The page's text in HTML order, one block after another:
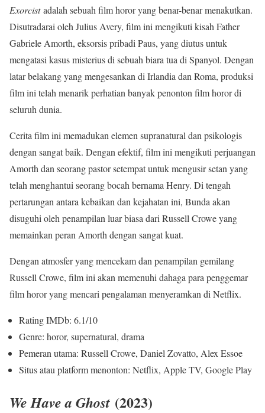
Exorcistadalah sebuah film horor yang benar-benar menakutkan.
Disutradarai oleh Julius Avery, film ini mengikuti kisah Father
Gabriele Amorth, eksorsis pribadi Paus, yang diutus untuk
mengatasi kasus misterius di sebuah biara tua di Spanyol. Dengan
latar belakang yang mengesankan di Irlandia dan Roma, produksi
film ini telah menarik perhatian banyak penonton film horor di
seluruh dunia.
Cerita film ini memadukan elemen supranatural dan psikologis
dengan sangat baik. Dengan efektif, film ini mengikuti perjuangan
Amorth dan seorang pastor setempat untuk mengusir setan yang
telah menghantui seorang bocah bernama Henry. Di tengah
pertarungan antara kebaikan dan kejahatan ini, Bunda akan
disuguhi oleh penampilan luar biasa dari Russell Crowe yang
memainkan peran Amorth dengan sangat kuat.
Dengan atmosfer yang mencekam dan penampilan gemilang
Russell Crowe, film ini akan memenuhi dahaga para penggemar
film horor yang mencari pengalaman menyeramkan di Netflix.
Rating IMDb: 6.1/10
Genre: horor, supernatural, drama
Pemeran utama: Russell Crowe, Daniel Zovatto, Alex Essoe
Situs atau platform menonton: Netflix, Apple TV, Google Play
We Have a Ghost (2023)